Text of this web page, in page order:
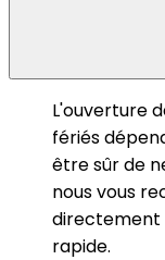
L'ouverture
fériés
être sûr de
nous vous
directement
rapide.